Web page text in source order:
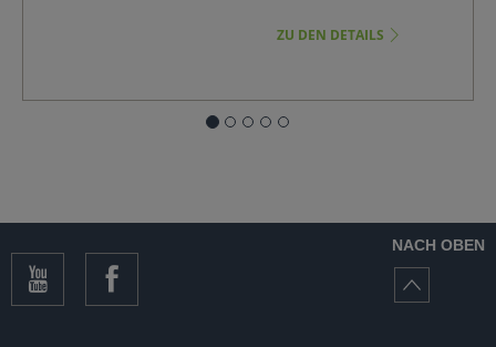
ZU DEN DETAILS
NACH OBEN